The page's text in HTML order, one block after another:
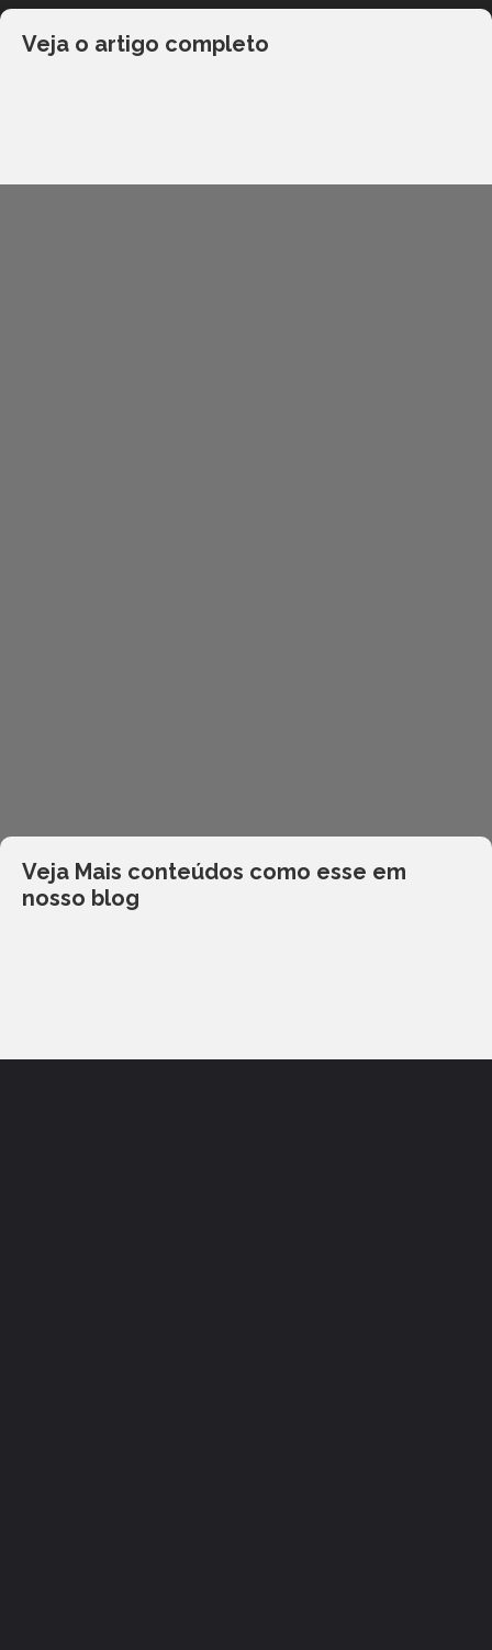
Veja o artigo completo
Veja Mais conteúdos como esse em
nosso blog